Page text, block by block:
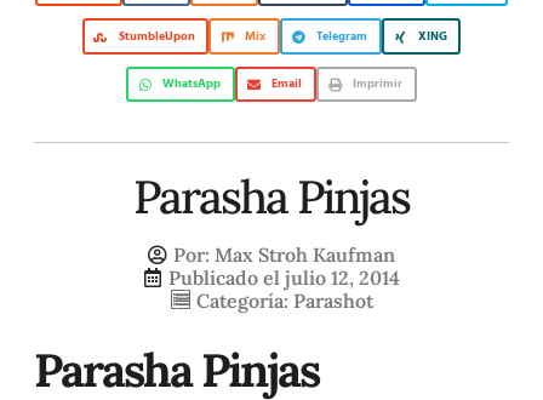
StumbleUpon Mix Telegram XING
WhatsApp Email Imprimir
Parasha Pinjas
Por: Max Stroh Kaufman
Publicado el julio 12, 2014
Categoría: Parashot
Parasha Pinjas